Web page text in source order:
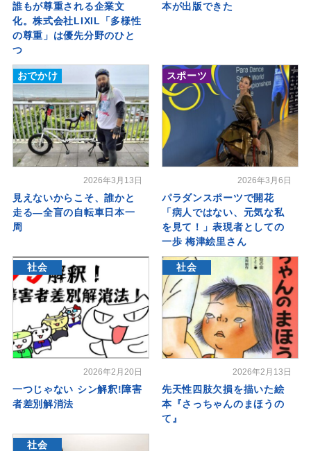
誰もが尊重される企業文
化。株式会社LIXIL「多様性
の尊重」は優先分野のひと
つ
本が出版できた
おでかけ
2026年3月13日
見えないからこそ、誰かと
走る―全盲の自転車日本一
周
スポーツ
2026年3月6日
パラダンスポーツで開花
「病人ではない、元気な私
を見て！」表現者としての
一歩 梅津絵里さん
社会
2026年2月20日
一つじゃない シン解釈!障害
者差別解消法
社会
2026年2月13日
先天性四肢欠損を描いた絵
本『さっちゃんのまほうの
て』
社会